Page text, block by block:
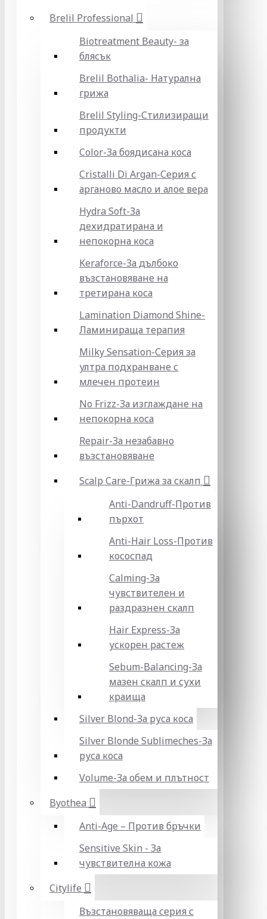
Brelil Professional
Biotreatment Beauty- за
блясък
Brelil Bothalia- Натурална
грижа
Brelil Styling-Стилизиращи
продукти
Color-За боядисана коса
Cristalli Di Argan-Серия с
арганово масло и алое вера
Hydra Soft-За
дехидратирана и
непокорна коса
Keraforce-За дълбоко
възстановяване на
третирана коса
Lamination Diamond Shine-
Ламинираща терапия
Milky Sensation-Серия за
ултра подхранване с
млечен протеин
No Frizz-За изглаждане на
непокорна коса
Repair-За незабавно
възстановяване
Scalp Care-Грижа за скалп
Anti-Dandruff-Против
пърхот
Anti-Hair Loss-Против
кососпад
Calming-За
чувствителен и
раздразнен скалп
Hair Express-За
ускорен растеж
Sebum-Balancing-За
мазен скалп и сухи
краища
Silver Blond-За руса коса
Silver Blonde Sublіmeches-За
руса коса
Volume-За обем и плътност
Byothea
Anti-Age – Против бръчки
Sensitive Skin - За
чувствителна кожа
Citylife
Възстановяваща серия с